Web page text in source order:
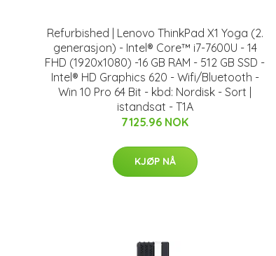
Refurbished | Lenovo ThinkPad X1 Yoga (2.
generasjon) - Intel® Core™ i7-7600U - 14
FHD (1920x1080) -16 GB RAM - 512 GB SSD -
Intel® HD Graphics 620 - Wifi/Bluetooth -
Win 10 Pro 64 Bit - kbd: Nordisk - Sort |
istandsat - T1A
7125.96 NOK
KJØP NÅ